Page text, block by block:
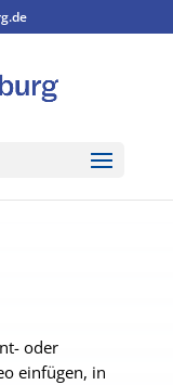
oder
einfügen, in